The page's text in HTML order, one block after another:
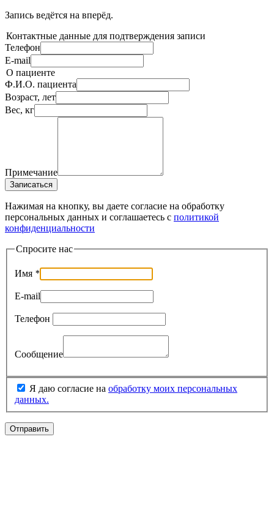
Запись ведётся на вперёд.
Контактные данные для подтверждения записи
Телефон
E-mail
О пациенте
Ф.И.О. пациента
Возраст, лет
Вес, кг
Примечание
Записаться
Нажимая на кнопку, вы даете согласие на обработку
персональных данных и соглашаетесь c политикой
конфиденциальности
Спросите нас
Имя *
E-mail
Телефон
Сообщение
Я даю согласие на обработку моих персональных
данных.
Отправить